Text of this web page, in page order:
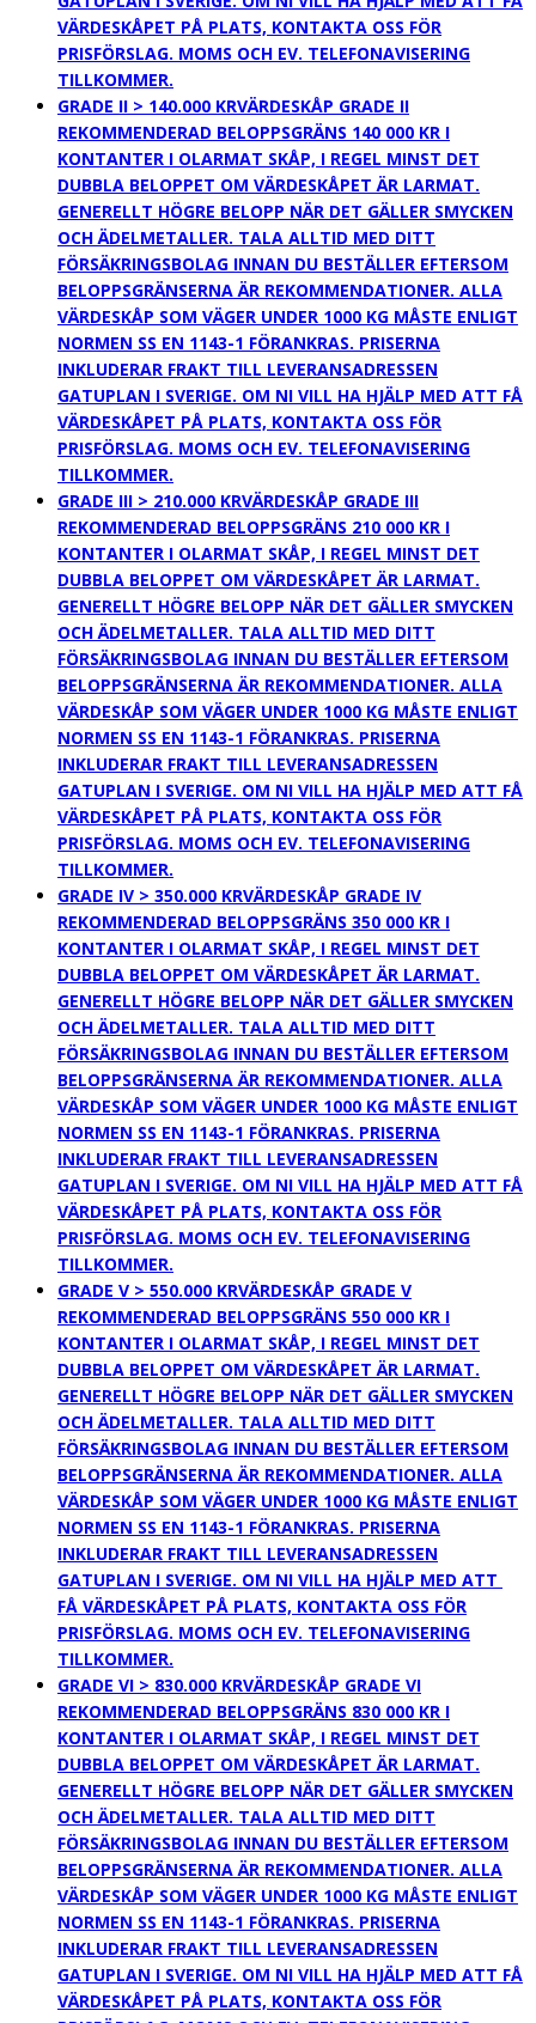
VÄRDESKÅPET PÅ PLATS, KONTAKTA OSS FÖR
PRISFÖRSLAG. MOMS OCH EV. TELEFONAVISERING
TILLKOMMER.
GRADE II > 140.000 KRVÄRDESKÅP GRADE II
REKOMMENDERAD BELOPPSGRÄNS 140 000 KR I
KONTANTER I OLARMAT SKÅP, I REGEL MINST DET
DUBBLA BELOPPET OM VÄRDESKÅPET ÄR LARMAT.
GENERELLT HÖGRE BELOPP NÄR DET GÄLLER SMYCKEN
OCH ÄDELMETALLER. TALA ALLTID MED DITT
FÖRSÄKRINGSBOLAG INNAN DU BESTÄLLER EFTERSOM
BELOPPSGRÄNSERNA ÄR REKOMMENDATIONER. ALLA
VÄRDESKÅP SOM VÄGER UNDER 1000 KG MÅSTE ENLIGT
NORMEN SS EN 1143-1 FÖRANKRAS. PRISERNA
INKLUDERAR FRAKT TILL LEVERANSADRESSEN
GATUPLAN I SVERIGE. OM NI VILL HA HJÄLP MED ATT FÅ
VÄRDESKÅPET PÅ PLATS, KONTAKTA OSS FÖR
PRISFÖRSLAG. MOMS OCH EV. TELEFONAVISERING
TILLKOMMER.
GRADE III > 210.000 KRVÄRDESKÅP GRADE III
REKOMMENDERAD BELOPPSGRÄNS 210 000 KR I
KONTANTER I OLARMAT SKÅP, I REGEL MINST DET
DUBBLA BELOPPET OM VÄRDESKÅPET ÄR LARMAT.
GENERELLT HÖGRE BELOPP NÄR DET GÄLLER SMYCKEN
OCH ÄDELMETALLER. TALA ALLTID MED DITT
FÖRSÄKRINGSBOLAG INNAN DU BESTÄLLER EFTERSOM
BELOPPSGRÄNSERNA ÄR REKOMMENDATIONER. ALLA
VÄRDESKÅP SOM VÄGER UNDER 1000 KG MÅSTE ENLIGT
NORMEN SS EN 1143-1 FÖRANKRAS. PRISERNA
INKLUDERAR FRAKT TILL LEVERANSADRESSEN
GATUPLAN I SVERIGE. OM NI VILL HA HJÄLP MED ATT FÅ
VÄRDESKÅPET PÅ PLATS, KONTAKTA OSS FÖR
PRISFÖRSLAG. MOMS OCH EV. TELEFONAVISERING
TILLKOMMER.
GRADE IV > 350.000 KRVÄRDESKÅP GRADE IV
REKOMMENDERAD BELOPPSGRÄNS 350 000 KR I
KONTANTER I OLARMAT SKÅP, I REGEL MINST DET
DUBBLA BELOPPET OM VÄRDESKÅPET ÄR LARMAT.
GENERELLT HÖGRE BELOPP NÄR DET GÄLLER SMYCKEN
OCH ÄDELMETALLER. TALA ALLTID MED DITT
FÖRSÄKRINGSBOLAG INNAN DU BESTÄLLER EFTERSOM
BELOPPSGRÄNSERNA ÄR REKOMMENDATIONER. ALLA
VÄRDESKÅP SOM VÄGER UNDER 1000 KG MÅSTE ENLIGT
NORMEN SS EN 1143-1 FÖRANKRAS. PRISERNA
INKLUDERAR FRAKT TILL LEVERANSADRESSEN
GATUPLAN I SVERIGE. OM NI VILL HA HJÄLP MED ATT FÅ
VÄRDESKÅPET PÅ PLATS, KONTAKTA OSS FÖR
PRISFÖRSLAG. MOMS OCH EV. TELEFONAVISERING
TILLKOMMER.
GRADE V > 550.000 KRVÄRDESKÅP GRADE V
REKOMMENDERAD BELOPPSGRÄNS 550 000 KR I
KONTANTER I OLARMAT SKÅP, I REGEL MINST DET
DUBBLA BELOPPET OM VÄRDESKÅPET ÄR LARMAT.
GENERELLT HÖGRE BELOPP NÄR DET GÄLLER SMYCKEN
OCH ÄDELMETALLER. TALA ALLTID MED DITT
FÖRSÄKRINGSBOLAG INNAN DU BESTÄLLER EFTERSOM
BELOPPSGRÄNSERNA ÄR REKOMMENDATIONER. ALLA
VÄRDESKÅP SOM VÄGER UNDER 1000 KG MÅSTE ENLIGT
NORMEN SS EN 1143-1 FÖRANKRAS. PRISERNA
INKLUDERAR FRAKT TILL LEVERANSADRESSEN
GATUPLAN I SVERIGE. OM NI VILL HA HJÄLP MED ATT
FÅ VÄRDESKÅPET PÅ PLATS, KONTAKTA OSS FÖR
PRISFÖRSLAG. MOMS OCH EV. TELEFONAVISERING
TILLKOMMER.
GRADE VI > 830.000 KRVÄRDESKÅP GRADE VI
REKOMMENDERAD BELOPPSGRÄNS 830 000 KR I
KONTANTER I OLARMAT SKÅP, I REGEL MINST DET
DUBBLA BELOPPET OM VÄRDESKÅPET ÄR LARMAT.
GENERELLT HÖGRE BELOPP NÄR DET GÄLLER SMYCKEN
OCH ÄDELMETALLER. TALA ALLTID MED DITT
FÖRSÄKRINGSBOLAG INNAN DU BESTÄLLER EFTERSOM
BELOPPSGRÄNSERNA ÄR REKOMMENDATIONER. ALLA
VÄRDESKÅP SOM VÄGER UNDER 1000 KG MÅSTE ENLIGT
NORMEN SS EN 1143-1 FÖRANKRAS. PRISERNA
INKLUDERAR FRAKT TILL LEVERANSADRESSEN
GATUPLAN I SVERIGE. OM NI VILL HA HJÄLP MED ATT FÅ
VÄRDESKÅPET PÅ PLATS, KONTAKTA OSS FÖR